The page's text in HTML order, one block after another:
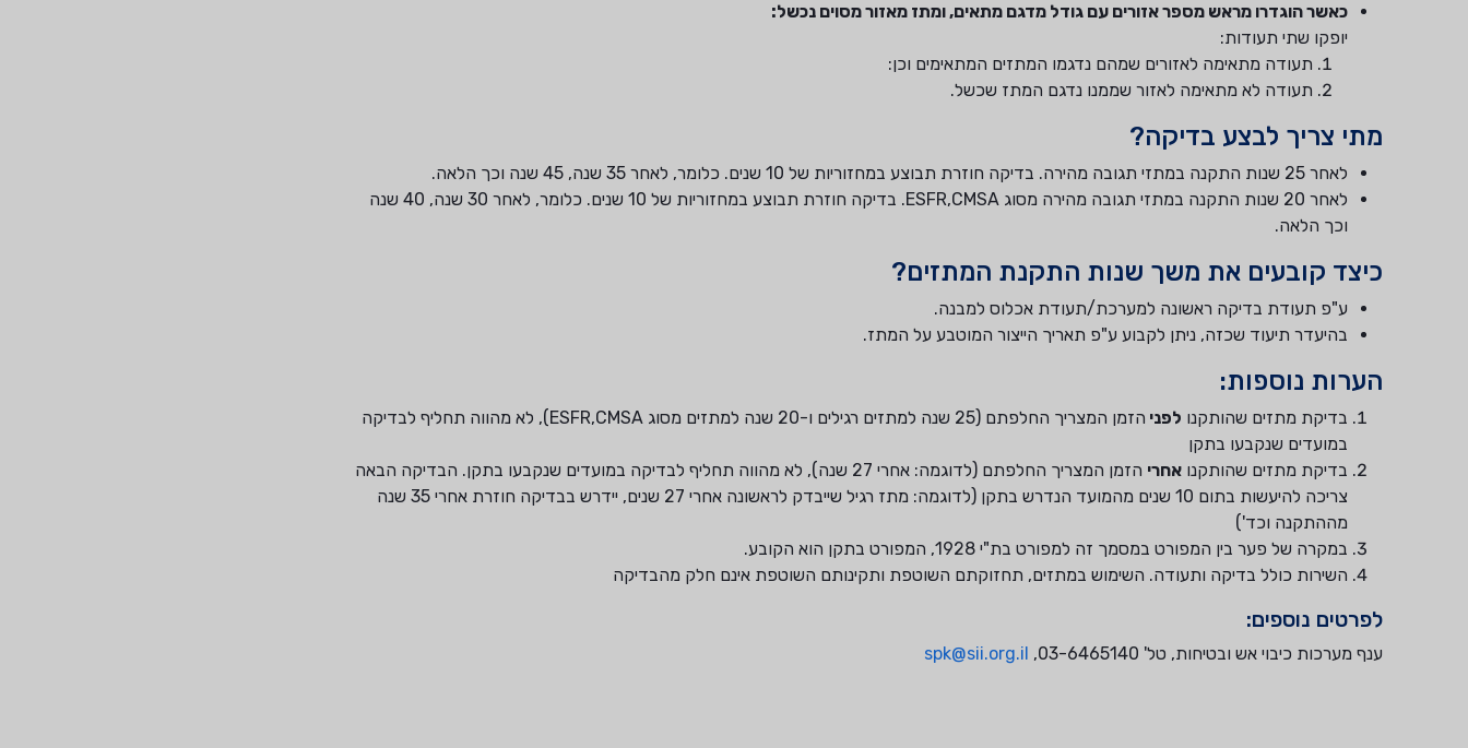
כאשר הוגדרו מראש מספר אזורים עם גודל מדגם מתאים, ומתז מאזור מסוים נכשל:
יופקו שתי תעודות:
תעודה מתאימה לאזורים שמהם נדגמו המתזים המתאימים וכן:
תעודה לא מתאימה לאזור שממנו נדגם המתז שכשל.
מתי צריך לבצע בדיקה?
לאחר 25 שנות התקנה במתזי תגובה מהירה. בדיקה חוזרת תבוצע במחזוריות של 10 שנים. כלומר, לאחר 35 שנה, 45 שנה וכך הלאה.
לאחר 20 שנות התקנה במתזי תגובה מהירה מסוג ESFR,CMSA. בדיקה חוזרת תבוצע במחזוריות של 10 שנים. כלומר, לאחר 30 שנה, 40 שנה
וכך הלאה.
כיצד קובעים את משך שנות התקנת המתזים?
ע"פ תעודת בדיקה ראשונה למערכת/תעודת אכלוס למבנה.
בהיעדר תיעוד שכזה, ניתן לקבוע ע"פ תאריך הייצור המוטבע על המתז.
הערות נוספות:
בדיקת מתזים שהותקנו לפני
הזמן המצריך החלפתם (25 שנה למתזים רגילים ו-20 שנה למתזים מסוג ESFR,CMSA), לא מהווה תחליף לבדיקה
במועדים שנקבעו בתקן
בדיקת מתזים שהותקנו אחרי
הזמן המצריך החלפתם (לדוגמה: אחרי 27 שנה), לא מהווה תחליף לבדיקה במועדים שנקבעו בתקן. הבדיקה הבאה
צריכה להיעשות בתום 10 שנים מהמועד הנדרש בתקן (לדוגמה: מתז רגיל שייבדק לראשונה אחרי 27 שנים, יידרש בבדיקה חוזרת אחרי 35 שנה
מההתקנה וכד')
במקרה של פער בין המפורט במסמך זה למפורט בת"י 1928, המפורט בתקן הוא הקובע.
השירות כולל בדיקה ותעודה. השימוש במתזים, תחזוקתם השוטפת ותקינותם השוטפת אינם חלק מהבדיקה
לפרטים נוספים:
ענף מערכות כיבוי אש ובטיחות, טל' 03-6465140, spk@sii.org.il